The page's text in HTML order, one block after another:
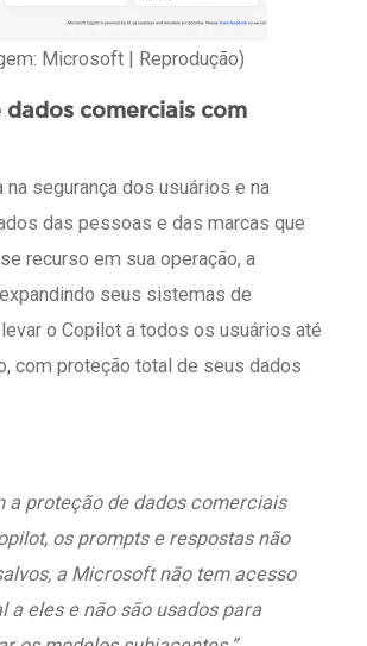
Microsoft | Reprodução)
dados comerciais com
na segurança dos usuários e na
das pessoas e das marcas que
recurso em sua operação, a
seus sistemas de
o Copilot a todos os usuários até
com proteção total de seus dados
a proteção de dados comerciais
os prompts e respostas não
a Microsoft não tem acesso
a eles e não são usados ​​para